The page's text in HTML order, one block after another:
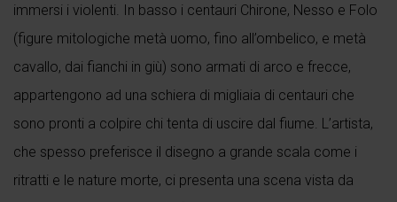
immersi i violenti. In basso i centauri Chirone, Nesso e Folo
(figure mitologiche metà uomo, fino all’ombelico, e metà
cavallo, dai fianchi in giù) sono armati di arco e frecce,
appartengono ad una schiera di migliaia di centauri che
sono pronti a colpire chi tenta di uscire dal fiume. L’artista,
che spesso preferisce il disegno a grande scala come i
ritratti e le nature morte, ci presenta una scena vista da